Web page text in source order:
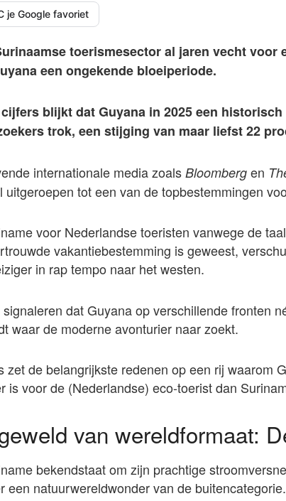
je Google favoriet
toerismesector al jaren vecht voor
een ongekende bloeiperiode.
blijkt dat Guyana in 2025 een
trok, een stijging van maar liefst 22
internationale media zoals Bloomberg en
uitgeroepen tot een van de topbestemmingen
voor Nederlandse toeristen vanwege de
vakantiebestemming is geweest,
in rap tempo naar het westen.
dat Guyana op verschillende fronten
waar de moderne avonturier naar zoekt.
zet de belangrijkste redenen op een rij waarom
is voor de (Nederlandse) eco-toerist dan
van wereldformaat:
bekendstaat om zijn prachtige
een natuurwereldwonder van de buitencategorie.